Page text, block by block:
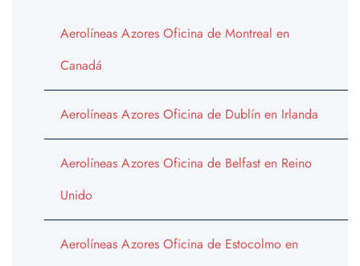
Aerolíneas Azores Oficina de Montreal en
Canadá
Aerolíneas Azores Oficina de Dublín en Irlanda
Aerolíneas Azores Oficina de Belfast en Reino
Unido
Aerolíneas Azores Oficina de Estocolmo en